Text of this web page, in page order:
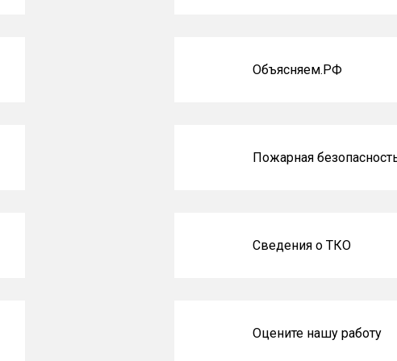
Объясняем.РФ
Пожарная
Сведения о ТКО
Оцените нашу работу